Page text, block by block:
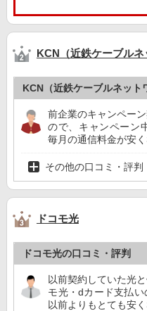
KCN（近鉄ケーブルネ
KCN（近鉄ケーブルネット
前企業のキャンペー
ので、キャンペーン
毎月の通信料金が安
その他の口コミ・評判
ドコモ光
ドコモ光の口コミ・評判
以前契約していた光
モ光・dカード支払
以前よりもとても安